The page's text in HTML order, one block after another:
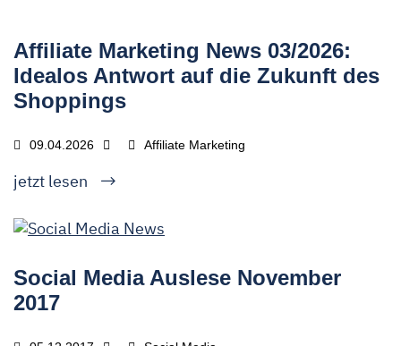
Affiliate Marketing News 03/2026:
Idealos Antwort auf die Zukunft des
Shoppings
09.04.2026 Affiliate Marketing
jetzt lesen
Social Media Auslese November
2017